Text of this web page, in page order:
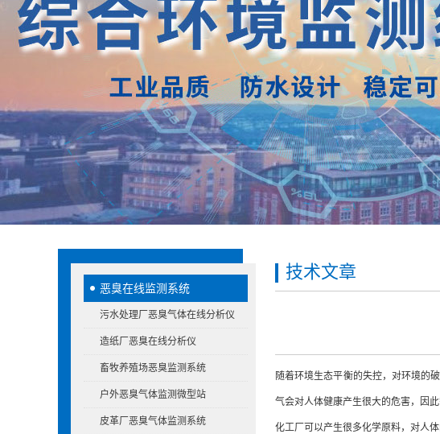
恶臭在线监测系统
污水处理厂恶臭气体在线分析仪
造纸厂恶臭在线分析仪
畜牧养殖场恶臭监测系统
户外恶臭气体监测微型站
皮革厂恶臭气体监测系统
技术文章
随着环境生态平衡的失控，对环境的
气会对人体健康产生很大的危害，因
化工厂可以产生很多化学原料，对人